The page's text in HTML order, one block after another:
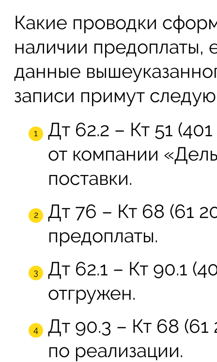
Какие проводки
наличии предоплаты,
данные
записи примут
Дт 62.2 – Кт 51
от компании
поставки.
Дт 76 – Кт 68 (61
предоплаты.
Дт 62.1 – Кт 90.1
отгружен.
Дт 90.3 – Кт 68
по реализации.